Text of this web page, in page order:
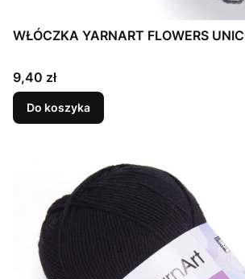
WŁÓCZKA YARNART FLOWERS
Cena
9,40 zł
Do koszyka